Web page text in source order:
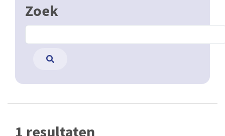
Zoek
1 resultaten